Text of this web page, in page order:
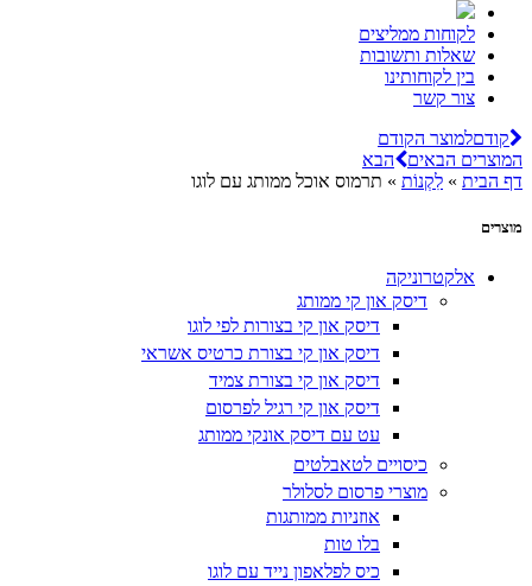
לקוחות ממליצים
שאלות ותשובות
בין לקוחותינו
צור קשר
קודםלמוצר הקודם
המוצרים הבאים
הבא
דף הבית » לִקְנוֹת » תרמוס אוכל ממותג עם לוגו
מוצרים
אלקטרוניקה
דיסק און קי ממותג
דיסק און קי בצורות לפי לוגו
דיסק און קי בצורת כרטיס אשראי
דיסק און קי בצורת צמיד
דיסק און קי רגיל לפרסום
עט עם דיסק אונקי ממותג
כיסויים לטאבלטים
מוצרי פרסום לסלולר
אוזניות ממותגות
בלו טות
כיס לפלאפון נייד עם לוגו